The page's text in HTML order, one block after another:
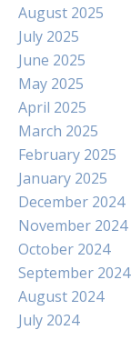
August 2025
July 2025
June 2025
May 2025
April 2025
March 2025
February 2025
January 2025
December 2024
November 2024
October 2024
September 2024
August 2024
July 2024